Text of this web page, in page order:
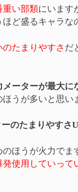
重い部類にいます
ほど盛るキャラな
たまりやすさ だ
ーターが最大に
ほうが多いと思い
のたまりやすさ
のほうが火力でま
発使用していって